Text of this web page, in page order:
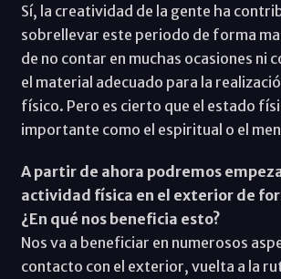
Sí, la creatividad de la gente ha
sobrellevar este periodo de forma
de no contar en muchas ocasiones ni
el material adecuado para la
físico. Pero es cierto que el estado
importante como el espiritual o el
A partir de ahora podremos
actividad física en el exterior de
¿En qué nos beneficia esto?
Nos va a beneficiar en numerosos
contacto con el exterior, vuelta a la